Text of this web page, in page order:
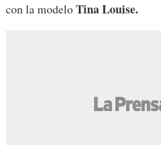
con la modeloTina Louise.